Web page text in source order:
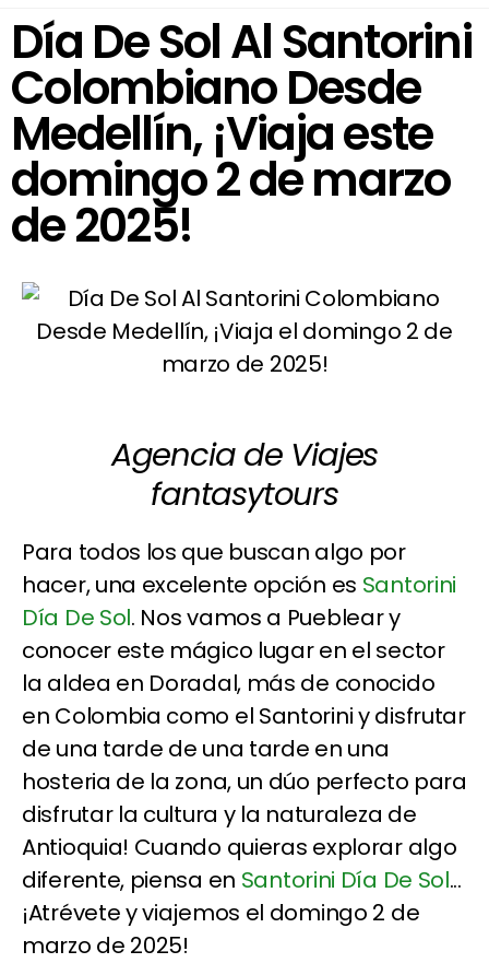
Día De Sol Al Santorini
Colombiano Desde
Medellín, ¡Viaja este
domingo 2 de marzo
de 2025!
Agencia de Viajes
fantasytours
Para todos los que buscan algo por
hacer, una excelente opción es Santorini
Día De Sol. Nos vamos a Pueblear y
conocer este mágico lugar en el sector
la aldea en Doradal, más de conocido
en Colombia como el Santorini y disfrutar
de una tarde de una tarde en una
hosteria de la zona, un dúo perfecto para
disfrutar la cultura y la naturaleza de
Antioquia! Cuando quieras explorar algo
diferente, piensa en Santorini Día De Sol...
¡Atrévete y viajemos el domingo 2 de
marzo de 2025!